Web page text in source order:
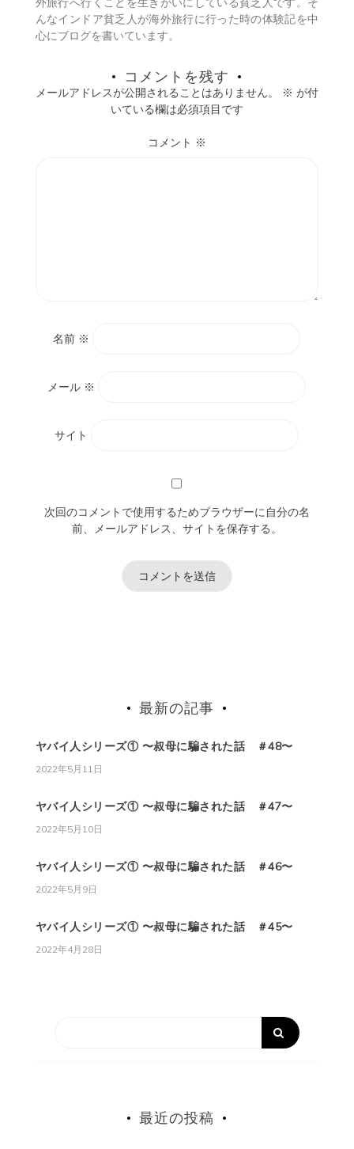
んなインドア貧乏人が海外旅行に行った時の体験記を中
心にブログを書いています。
コメントを残す
メールアドレスが公開されることはありません。 ※ が付
いている欄は必須項目です
コメント ※
名前 ※
メール ※
サイト
次回のコメントで使用するためブラウザーに自分の名
前、メールアドレス、サイトを保存する。
最新の記事
ヤバイ人シリーズ① 〜叔母に騙された話 ＃48〜
2022年5月11日
ヤバイ人シリーズ① 〜叔母に騙された話 ＃47〜
2022年5月10日
ヤバイ人シリーズ① 〜叔母に騙された話 ＃46〜
2022年5月9日
ヤバイ人シリーズ① 〜叔母に騙された話 ＃45〜
2022年4月28日
最近の投稿